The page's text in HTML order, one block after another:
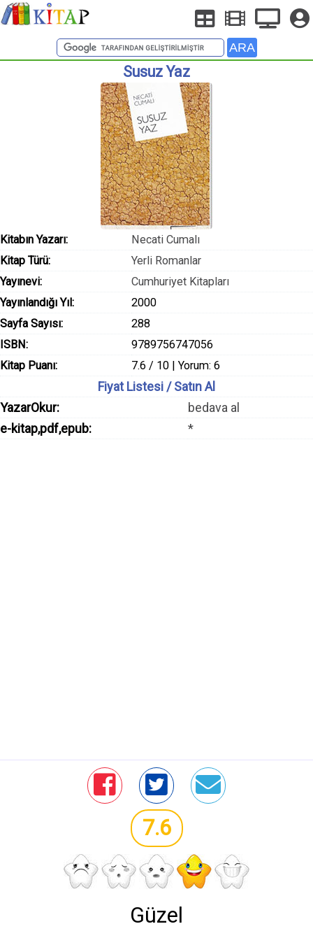
Susuz Yaz
Kitabın Yazarı:
Necati Cumalı
Kitap Türü:
Yerli Romanlar
Yayınevi:
Cumhuriyet Kitapları
Yayınlandığı Yıl:
2000
Sayfa Sayısı:
288
ISBN:
9789756747056
Kitap Puanı:
7.6 / 10 | Yorum: 6
Fiyat Listesi / Satın Al
YazarOkur:
bedava al
e-kitap,pdf,epub:
*
7.6
Güzel